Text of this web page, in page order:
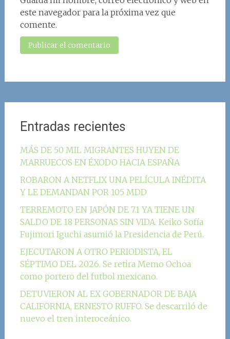
este navegador para la próxima vez que
comente.
Entradas recientes
MÁS DE 50 MIL MIGRANTES HUYEN DE
MARRUECOS EN ÉXODO HACIA ESPAÑA
ROBARON A NETFLIX UNA PELÍCULA INÉDITA
Y LE DEMANDAN POR 105 MDD
TERREMOTO EN JAPÓN DE 7.1 YA TIENE UN
SALDO DE 18 PERSONAS SIN VIDA. Keiko Sofía
Fujimori Iguchi asumió la Presidencia de Perú.
EJECUTARON A OTRO PERIODISTA, EL
SÉPTIMO DEL 2026. Se retira Memo Ochoa
como portero del futbol mexicano.
DETUVIERON AL EX GOBERNADOR DE BAJA
CALIFORNIA, ERNESTO RUFFO. Se descarriló de
nuevo el tren interoceánico.